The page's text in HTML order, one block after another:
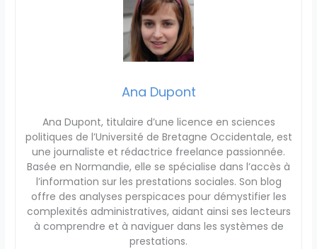
Ana Dupont
Ana Dupont, titulaire d’une licence en sciences
politiques de l’Université de Bretagne Occidentale, est
une journaliste et rédactrice freelance passionnée.
Basée en Normandie, elle se spécialise dans l’accès à
l’information sur les prestations sociales. Son blog
offre des analyses perspicaces pour démystifier les
complexités administratives, aidant ainsi ses lecteurs
à comprendre et à naviguer dans les systèmes de
prestations.